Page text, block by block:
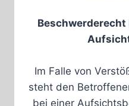
Im Falle von
steht den
bei einer